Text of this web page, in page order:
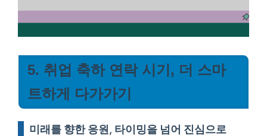
5. 취업 축하 연락 시기, 더 스마
트하게 다가가기
미래를 향한 응원, 타이밍을 넘어 진심으로